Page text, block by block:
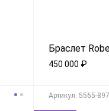
Браслет
450 000 ₽
Aртикул: 5565-